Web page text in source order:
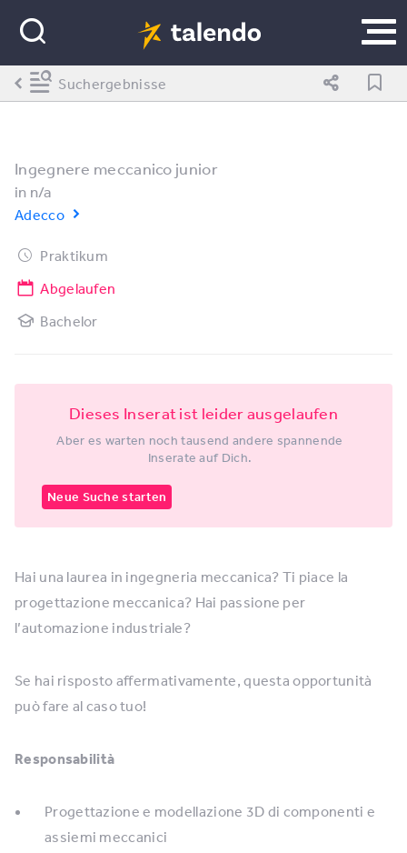
Ingegnere meccanico junior
in n/a
Adecco
Praktikum
Abgelaufen
Bachelor
Dieses Inserat ist leider ausgelaufen
Aber es warten noch tausend andere spannende
Inserate auf Dich.
Neue Suche starten
Hai una laurea in ingegneria meccanica? Ti piace la
progettazione meccanica? Hai passione per
l’automazione industriale?
Se hai risposto affermativamente, questa opportunità
può fare al caso tuo!
Responsabilità
Progettazione e modellazione 3D di componenti e
assiemi meccanici
Suchergebnisse